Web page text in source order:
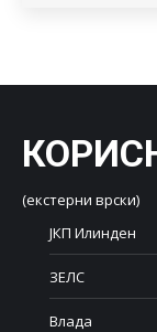
(екстерни врски)
ЈКП Илинден
ЗЕЛС
Влада